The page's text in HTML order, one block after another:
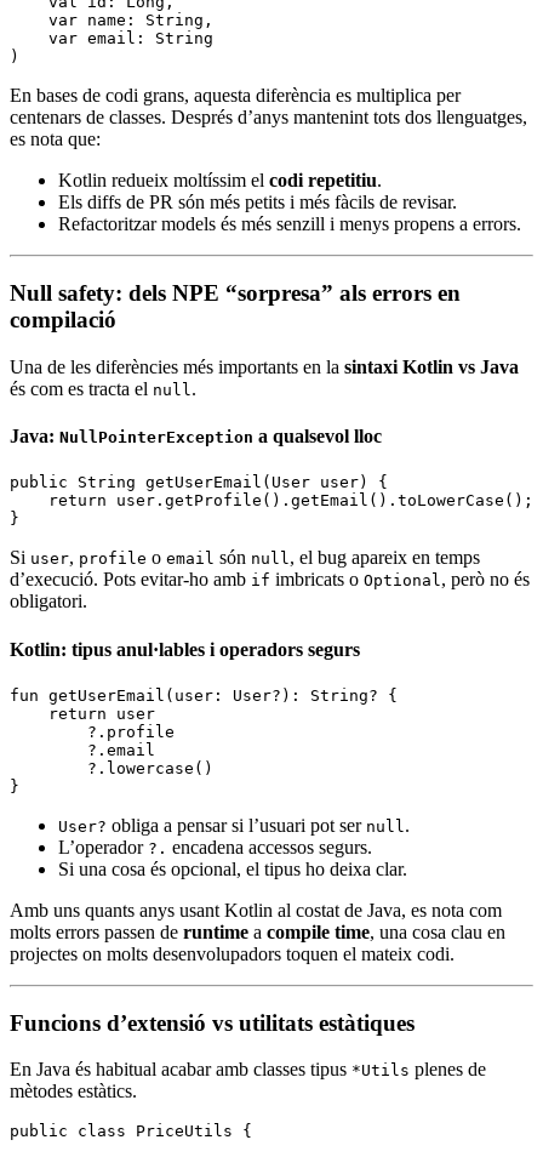
    var
name: String ,
    var
email: String
)
En bases de codi grans, aquesta diferència es multiplica per
centenars de classes. Després d’anys mantenint tots dos llenguatges,
es nota que:
Kotlin redueix moltíssim el codi repetitiu.
Els diffs de PR són més petits i més fàcils de revisar.
Refactoritzar models és més senzill i menys propens a errors.
Null safety: dels NPE “sorpresa” als errors en
compilació
Una de les diferències més importants en la sintaxi Kotlin vs Java
és com es tracta el null .
Java: NullPointerException a qualsevol lloc
public String getUserEmail( User user)
{
    return
user . getProfile () . getEmail () . toLowerCase ();
}
Si user, profile o email són null, el bug apareix en temps
d’execució. Pots evitar-ho amb if imbricats o Optional, però no és
obligatori.
Kotlin: tipus anul·lables i operadors segurs
fun getUserEmail (user: User?): String? {
    return
user
        ?.profile
        ?.email
        ?.
lowercase ()
}
User? obliga a pensar si l’usuari pot ser null .
L’operador ?. encadena accessos segurs.
Si una cosa és opcional, el tipus ho deixa clar.
Amb uns quants anys usant Kotlin al costat de Java, es nota com
molts errors passen de runtime a compile time, una cosa clau en
projectes on molts desenvolupadors toquen el mateix codi.
Funcions d’extensió vs utilitats estàtiques
En Java és habitual acabar amb classes tipus *Utils plenes de
mètodes estàtics.
public class PriceUtils {